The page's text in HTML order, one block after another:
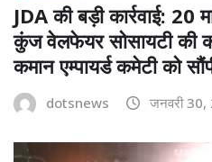
JDA की बड़ी कार्रवाई: 20
कुंज वेलफेयर सोसायटी की
कमान एम्पायर्ड कमेटी को
dotsnews जनवरी